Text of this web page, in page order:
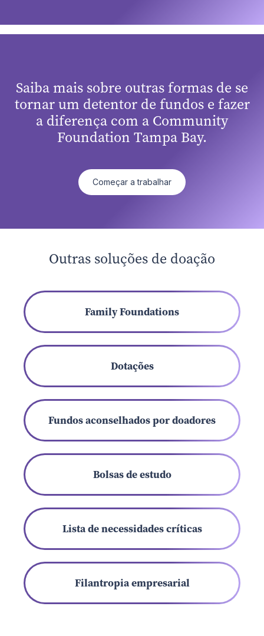
Saiba mais sobre outras formas de se
tornar um detentor de fundos e fazer
a diferença com a Community
Foundation Tampa Bay.
Começar a trabalhar
Outras soluções de doação
Family Foundations
Dotações
Fundos aconselhados por doadores
Bolsas de estudo
Lista de necessidades críticas
Filantropia empresarial